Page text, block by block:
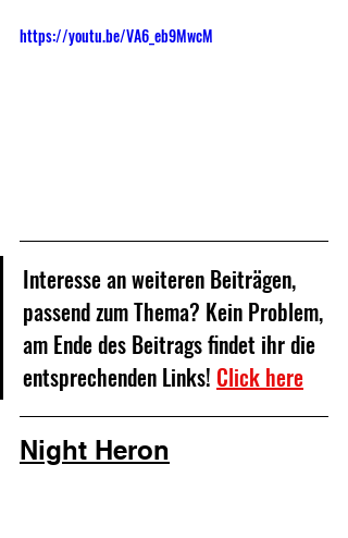
https://youtu.be/VA6_eb9MwcM
Interesse an weiteren Beiträgen,
passend zum Thema? Kein Problem,
am Ende des Beitrags findet ihr die
entsprechenden Links! Click here
Night Heron